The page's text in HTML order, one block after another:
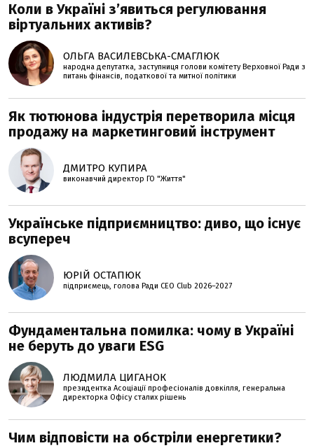
Коли в Україні з’явиться регулювання
віртуальних активів?
ОЛЬГА ВАСИЛЕВСЬКА-СМАГЛЮК
народна депутатка, заступниця голови комітету Верховної Ради з
питань фінансів, податкової та митної політики
Як тютюнова індустрія перетворила місця
продажу на маркетинговий інструмент
ДМИТРО КУПИРА
виконавчий директор ГО "Життя"
Українське підприємництво: диво, що існує
всупереч
ЮРІЙ ОСТАПЮК
підприємець, голова Ради CEO Club 2026–2027
Фундаментальна помилка: чому в Україні
не беруть до уваги ESG
ЛЮДМИЛА ЦИГАНОК
президентка Асоціації професіоналів довкілля, генеральна
директорка Офісу сталих рішень
Чим відповісти на обстріли енергетики?